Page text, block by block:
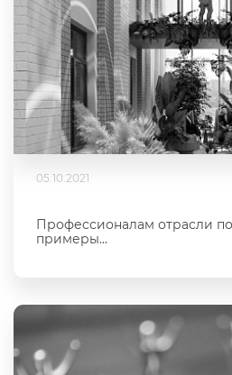
05.10.2021
Профессионалам отрасли
примеры...